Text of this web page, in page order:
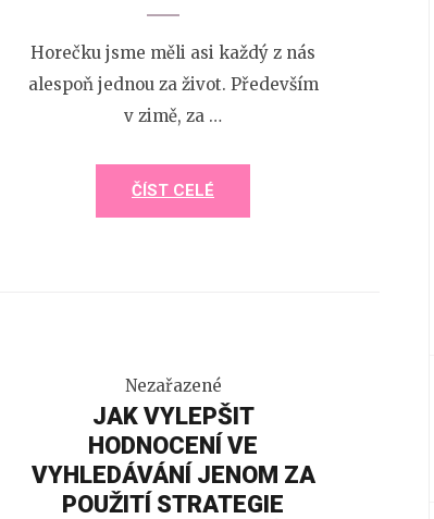
Horečku jsme měli asi každý z nás
alespoň jednou za život. Především
v zimě, za …
ČÍST CELÉ
Nezařazené
JAK VYLEPŠIT
HODNOCENÍ VE
VYHLEDÁVÁNÍ JENOM ZA
POUŽITÍ STRATEGIE